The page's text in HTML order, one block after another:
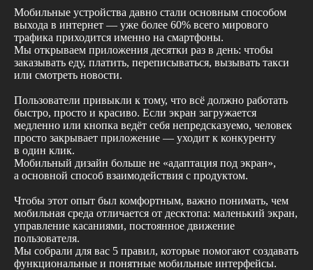
Мобильные устройства давно стали основным способом
выхода в интернет — уже более 60% всего мирового
трафика приходится именно на смартфоны.
Мы открываем приложения десятки раз в день: чтобы
заказывать еду, платить, переписываться, вызывать такси
или смотреть новости.
Пользователи привыкли к тому, что всё должно работать
быстро, просто и красиво. Если экран загружается
медленно или кнопка ведёт себя непредсказуемо, человек
просто закрывает приложение — уходит к конкуренту
в один клик.
Мобильный дизайн больше не «адаптация под экран»,
а основной способ взаимодействия с продуктом.
Чтобы этот опыт был комфортным, важно понимать, чем
мобильная среда отличается от десктопа: маленький экран,
управление касаниями, постоянное движение
пользователя.
Мы собрали для вас 5 правил, которые помогают создавать
функциональные и понятные мобильные интерфейсы.